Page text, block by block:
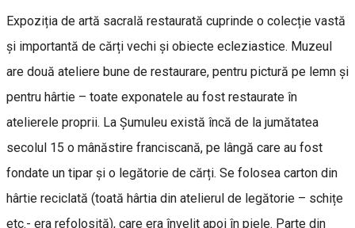
Expoziția de artă sacrală restaurată cuprinde o colecție vastă
și importantă de cărți vechi și obiecte ecleziastice. Muzeul
are două ateliere bune de restaurare, pentru pictură pe lemn și
pentru hârtie – toate exponatele au fost restaurate în
atelierele proprii. La Șumuleu există încă de la jumătatea
secolul 15 o mânăstire franciscană, pe lângă care au fost
fondate un tipar și o legătorie de cărți. Se folosea carton din
hârtie reciclată (toată hârtia din atelierul de legătorie – schițe
etc.- era refolosită), care era învelit apoi în piele. Parte din